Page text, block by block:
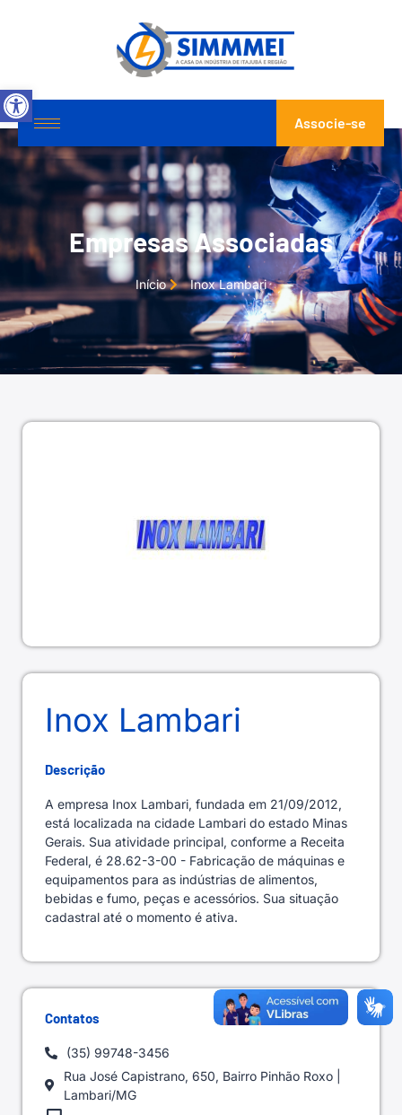
Abrir a barra de ferramentas
Associe-se
Empresas Associadas
Início Inox Lambari
Inox Lambari
Descrição
A empresa Inox Lambari, fundada em 21/09/2012,
está localizada na cidade Lambari do estado Minas
Gerais. Sua atividade principal, conforme a Receita
Federal, é 28.62-3-00 - Fabricação de máquinas e
equipamentos para as indústrias de alimentos,
bebidas e fumo, peças e acessórios. Sua situação
cadastral até o momento é ativa.
Contatos
(35) 99748-3456
Rua José Capistrano, 650, Bairro Pinhão Roxo |
Lambari/MG